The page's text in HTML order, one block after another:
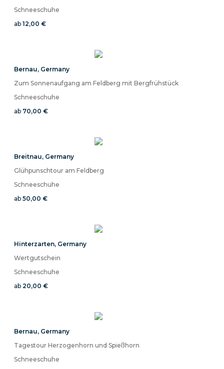
Schneeschuhe
ab 12,00 €
Bernau, Germany
Zum Sonnenaufgang am Feldberg mit Bergfrühstück
Schneeschuhe
ab 70,00 €
Breitnau, Germany
Glühpunschtour am Feldberg
Schneeschuhe
ab 50,00 €
Hinterzarten, Germany
Wertgutschein
Schneeschuhe
ab 20,00 €
Bernau, Germany
Tagestour Herzogenhorn und Spießhorn
Schneeschuhe